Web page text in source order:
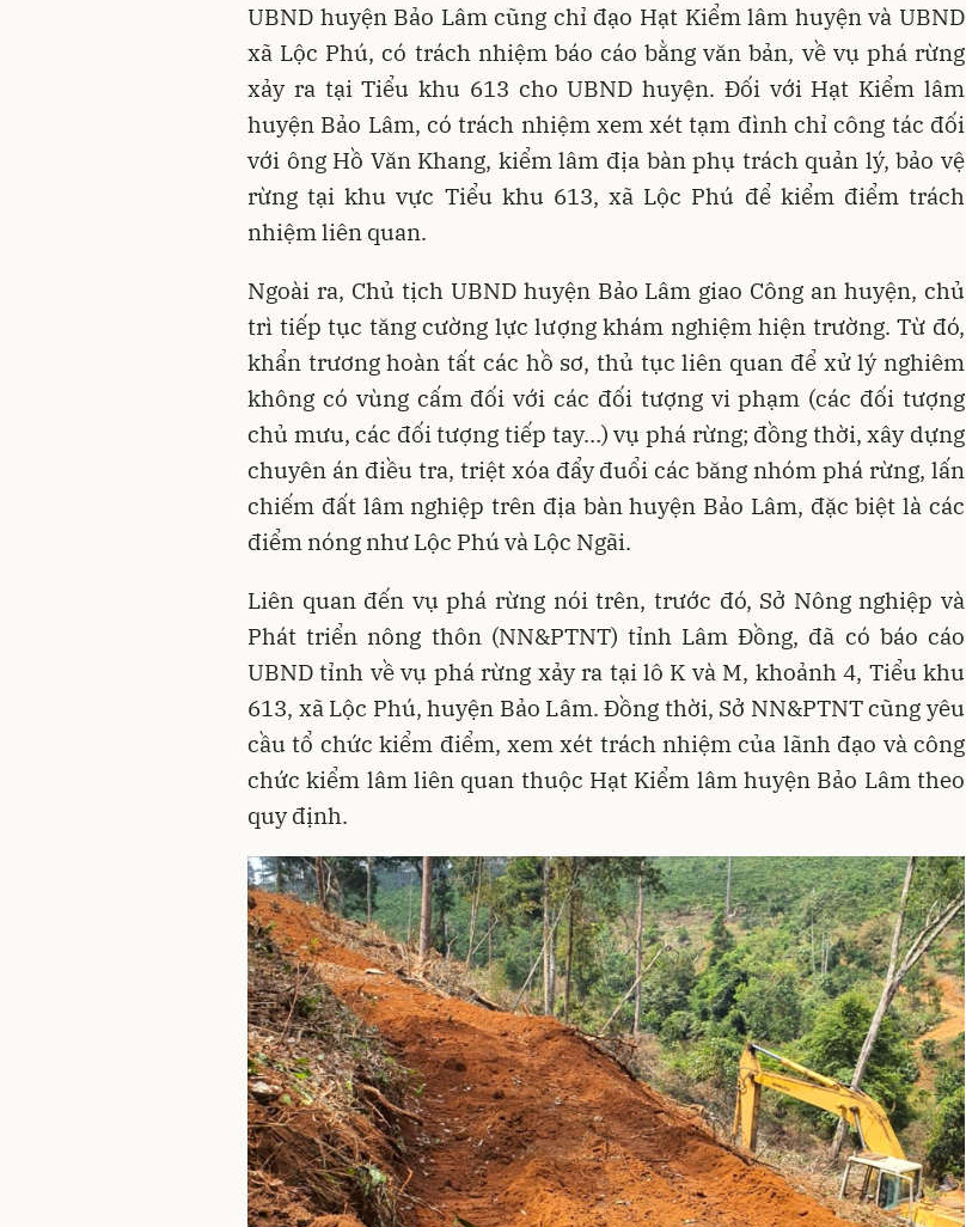
UBND huyện Bảo Lâm cũng chỉ đạo Hạt Kiểm lâm huyện và UBND
xã Lộc Phú, có trách nhiệm báo cáo bằng văn bản, về vụ phá rừng
xảy ra tại Tiểu khu 613 cho UBND huyện. Đối với Hạt Kiểm lâm
huyện Bảo Lâm, có trách nhiệm xem xét tạm đình chỉ công tác đối
với ông Hồ Văn Khang, kiểm lâm địa bàn phụ trách quản lý, bảo vệ
rừng tại khu vực Tiểu khu 613, xã Lộc Phú để kiểm điểm trách
nhiệm liên quan.
Ngoài ra, Chủ tịch UBND huyện Bảo Lâm giao Công an huyện, chủ
trì tiếp tục tăng cường lực lượng khám nghiệm hiện trường. Từ đó,
khẩn trương hoàn tất các hồ sơ, thủ tục liên quan để xử lý nghiêm
không có vùng cấm đối với các đối tượng vi phạm (các đối tượng
chủ mưu, các đối tượng tiếp tay…) vụ phá rừng; đồng thời, xây dựng
chuyên án điều tra, triệt xóa đẩy đuổi các băng nhóm phá rừng, lấn
chiếm đất lâm nghiệp trên địa bàn huyện Bảo Lâm, đặc biệt là các
điểm nóng như Lộc Phú và Lộc Ngãi.
Liên quan đến vụ phá rừng nói trên, trước đó, Sở Nông nghiệp và
Phát triển nông thôn (NN&PTNT) tỉnh Lâm Đồng, đã có báo cáo
UBND tỉnh về vụ phá rừng xảy ra tại lô K và M, khoảnh 4, Tiểu khu
613, xã Lộc Phú, huyện Bảo Lâm. Đồng thời, Sở NN&PTNT cũng yêu
cầu tổ chức kiểm điểm, xem xét trách nhiệm của lãnh đạo và công
chức kiểm lâm liên quan thuộc Hạt Kiểm lâm huyện Bảo Lâm theo
quy định.